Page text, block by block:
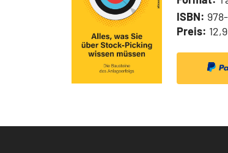
ISBN:
Preis: